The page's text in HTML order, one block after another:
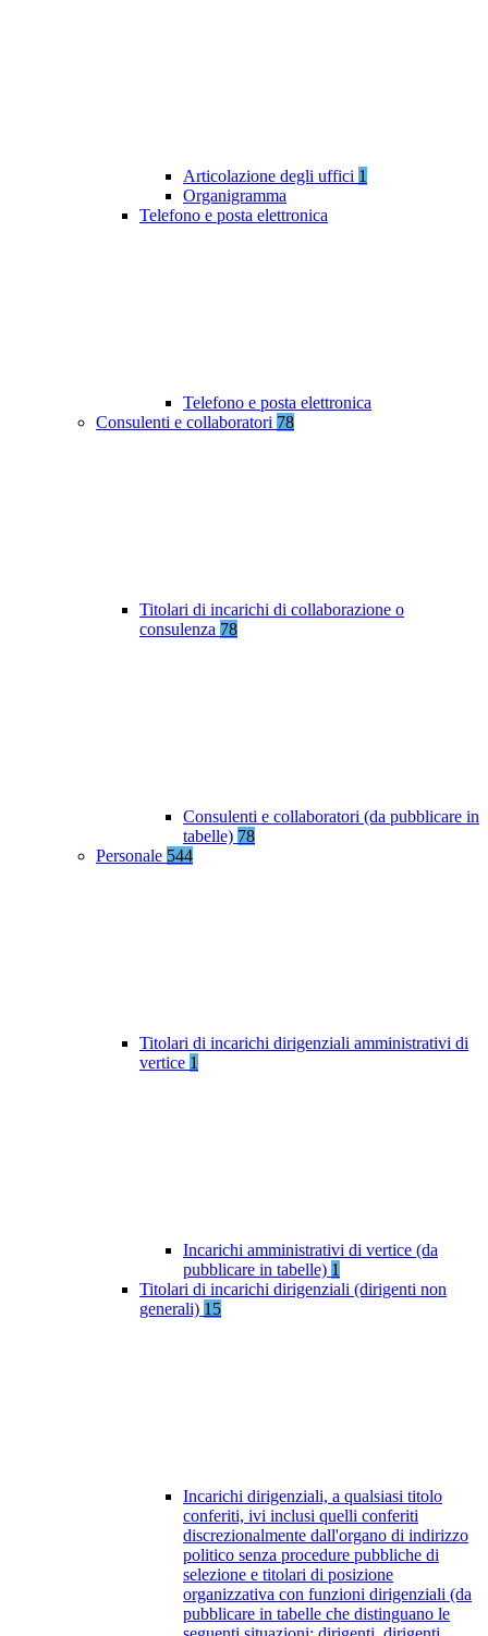
Articolazione degli uffici 1
Organigramma
Telefono e posta elettronica
Telefono e posta elettronica
Consulenti e collaboratori 78
Titolari di incarichi di collaborazione o
consulenza 78
Consulenti e collaboratori (da pubblicare in
tabelle) 78
Personale 544
Titolari di incarichi dirigenziali amministrativi di
vertice 1
Incarichi amministrativi di vertice (da
pubblicare in tabelle) 1
Titolari di incarichi dirigenziali (dirigenti non
generali) 15
Incarichi dirigenziali, a qualsiasi titolo
conferiti, ivi inclusi quelli conferiti
discrezionalmente dall'organo di indirizzo
politico senza procedure pubbliche di
selezione e titolari di posizione
organizzativa con funzioni dirigenziali (da
pubblicare in tabelle che distinguano le